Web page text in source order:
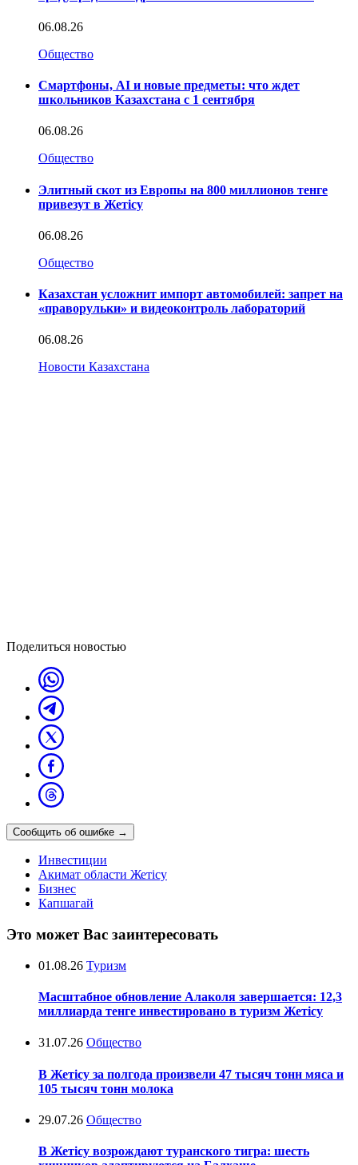
06.08.26
Общество
Смартфоны, AI и новые предметы: что ждет
школьников Казахстана с 1 сентября
06.08.26
Общество
Элитный скот из Европы на 800 миллионов тенге
привезут в Жетісу
06.08.26
Общество
Казахстан усложнит импорт автомобилей: запрет на
«праворульки» и видеоконтроль лабораторий
06.08.26
Новости Казахстана
Поделиться новостью
Сообщить об ошибке →
Инвестиции
Акимат области Жетісу
Бизнес
Капшагай
Это может Вас заинтересовать
01.08.26 Туризм
Масштабное обновление Алаколя завершается: 12,3
миллиарда тенге инвестировано в туризм Жетісу
31.07.26 Общество
В Жетісу за полгода произвели 47 тысяч тонн мяса и
105 тысяч тонн молока
29.07.26 Общество
В Жетісу возрождают туранского тигра: шесть